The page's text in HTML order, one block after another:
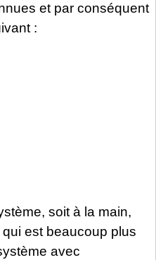
et par conséquent
:
soit à la main,
qui est beaucoup plus
avec